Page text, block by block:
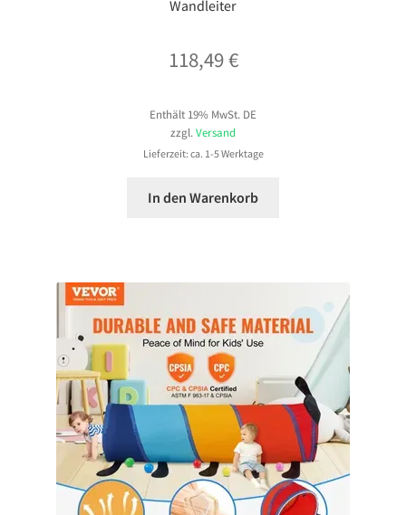
Wandleiter
118,49€
Enthält 19% MwSt. DE
zzgl. Versand
Lieferzeit: ca. 1-5 Werktage
In den Warenkorb